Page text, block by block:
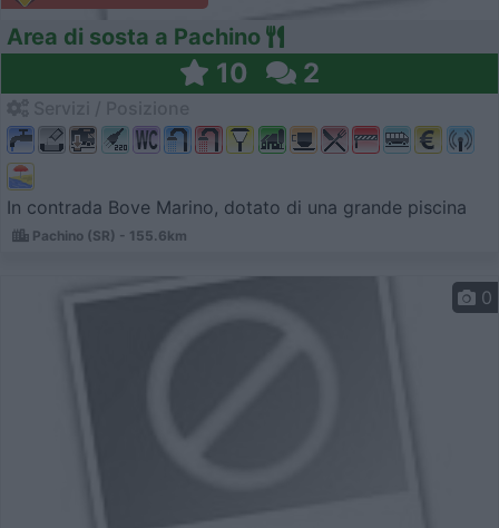
Area di sosta a Pachino
10 2
In contrada Bove Marino, dotato di una grande piscina
Pachino (SR) - 155.6km
0